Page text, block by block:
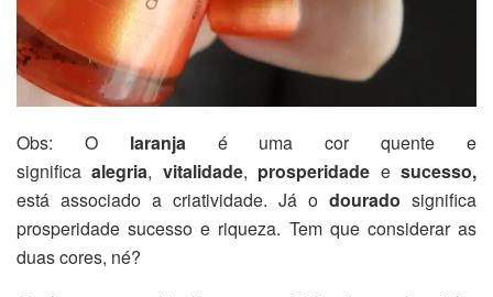
Obs: O laranja é uma cor quente e
significaalegria, vitalidade, prosperidade esucesso,
está associado a criatividade. Já o dourado significa
prosperidade sucesso e riqueza. Tem que considerar as
duas cores, né?